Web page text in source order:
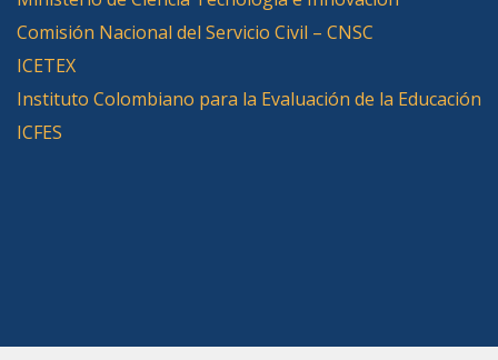
Comisión Nacional del Servicio Civil – CNSC
ICETEX
Instituto Colombiano para la Evaluación de la Educación
ICFES